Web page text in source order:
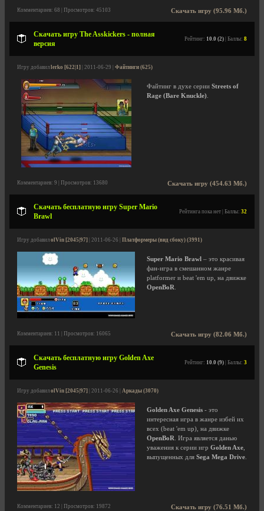
Скачать игру (95.96 Мб.)
Комментариев: 68 | Просмотров: 45103
Скачать игру The Asskickers - полная
версия
Рейтинг: 10.0 (2) | Баллы: 8
Игру добавил lerko [622|1] | 2011-06-29 | Файтинги (625)
Файтинг в духе серии Streets of
Rage (Bare Knuckle)
Скачать игру (454.63 Мб.)
Комментариев: 9 | Просмотров: 13680
Скачать бесплатную игру Super Mario
Brawl
Рейтинга пока нет | Баллы: 32
Игру добавил olVin [2045|97] | 2011-06-26 | Платформеры (вид сбоку) (3991)
Super Mario Brawl – это красивая
фан-игра в смешанном жанре
platformer и beat 'em up, на движке
OpenBoR
Скачать игру (82.06 Мб.)
Комментариев: 11 | Просмотров: 16065
Скачать бесплатную игру Golden Axe
Genesis
Рейтинг: 10.0 (9) | Баллы: 3
Игру добавил olVin [2045|97] | 2011-06-26 | Аркады (3070)
Golden Axe Genesis - это
интересная игра в жанре избей их
всех (beat 'em up), на движке
OpenBoR . Игра является данью
уважения к серии игр Golden Axe
выпущенных для Sega Mega Drive
Скачать игру (76.51 Мб.)
Комментариев: 12 | Просмотров: 19872